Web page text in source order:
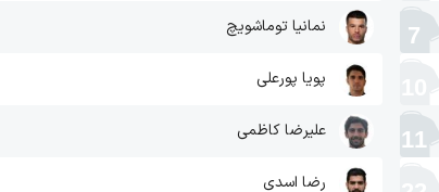
7
11
نمانیا توماشویچ
پویا پورعلی
علیرضا کاظمی
رضا اسدی